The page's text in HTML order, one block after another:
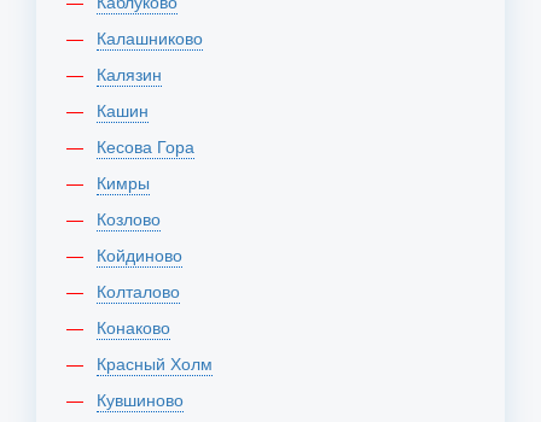
Калашниково
Калязин
Кашин
Кесова Гора
Кимры
Козлово
Койдиново
Колталово
Конаково
Красный Холм
Кувшиново